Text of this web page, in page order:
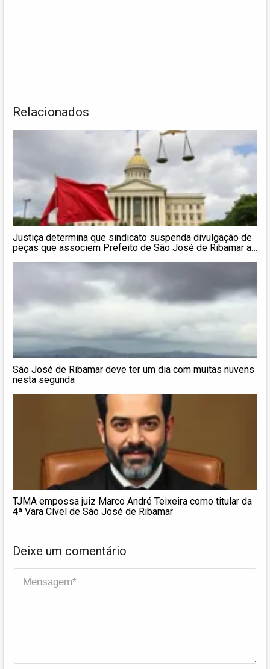
Relacionados
Justiça determina que sindicato suspenda divulgação de
peças que associem Prefeito de São José de Ribamar a
São José de Ribamar deve ter um dia com muitas nuvens
nesta segunda
TJMA empossa juiz Marco André Teixeira como titular da
4ª Vara Cível de São José de Ribamar
Deixe um comentário